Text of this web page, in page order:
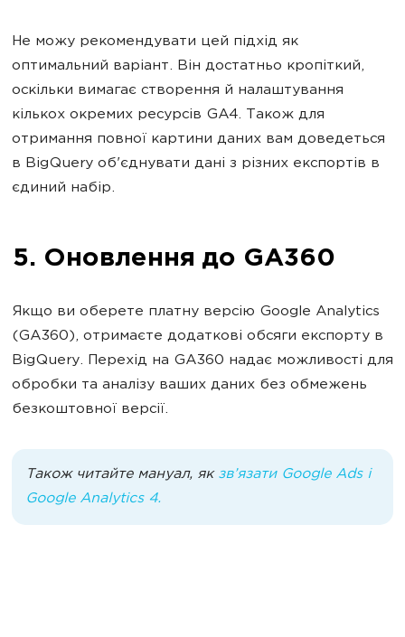
Не можу рекомендувати цей підхід як
оптимальний варіант. Він достатньо кропіткий,
оскільки вимагає створення й налаштування
кількох окремих ресурсів GA4. Також для
отримання повної картини даних вам доведеться
в BigQuery об'єднувати дані з різних експортів в
єдиний набір.
5. Оновлення до GA360
Якщо ви оберете платну версію Google Analytics
(GA360), отримаєте додаткові обсяги експорту в
BigQuery. Перехід на GA360 надає можливості для
обробки та аналізу ваших даних без обмежень
безкоштовної версії.
Також читайте мануал, як зв’язати Google Ads і
Google Analytics 4.